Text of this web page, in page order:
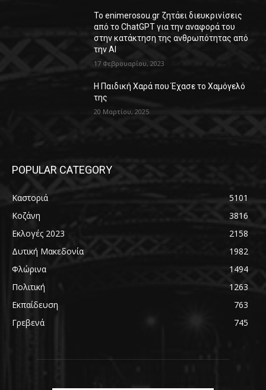
Το enimerosou.gr ζητάει διευκρινίσεις
από το ChatGPT για την αναφορά του
στην κατάκτηση της ανθρωπότητας από
την AI
17 Φεβρουαρίου, 2023
Η Παιδική Χαρά που Έχασε το Χαμόγελό
της
20 Μαρτίου, 2025
POPULAR CATEGORY
Καστοριά
5101
Κοζάνη
3816
Εκλογές 2023
2158
Δυτική Μακεδονία
1982
Φλώρινα
1494
Πολιτική
1263
Εκπαίδευση
763
Γρεβενά
745